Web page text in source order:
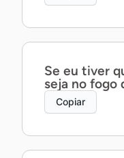
Se eu tiver
seja no fogo
Copiar